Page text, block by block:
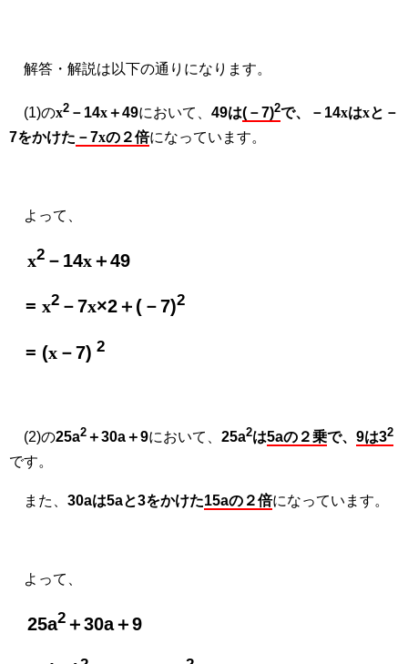
解答・解説は以下の通りになります。
(1)のx2 －14x＋49において、 49は(－7)2で、－14xはxと－
7をかけた －7xの２倍になっています。
よって、
x2 －14x＋49
= x2 －7x×2＋(－7)2
= (x －7) 2
(2)の25a2 ＋30a＋9において、 25a2は5aの２乗で、 9は32
です。
また、 30aは5aと3をかけた15aの２倍になっています。
よって、
25a2 ＋30a＋9